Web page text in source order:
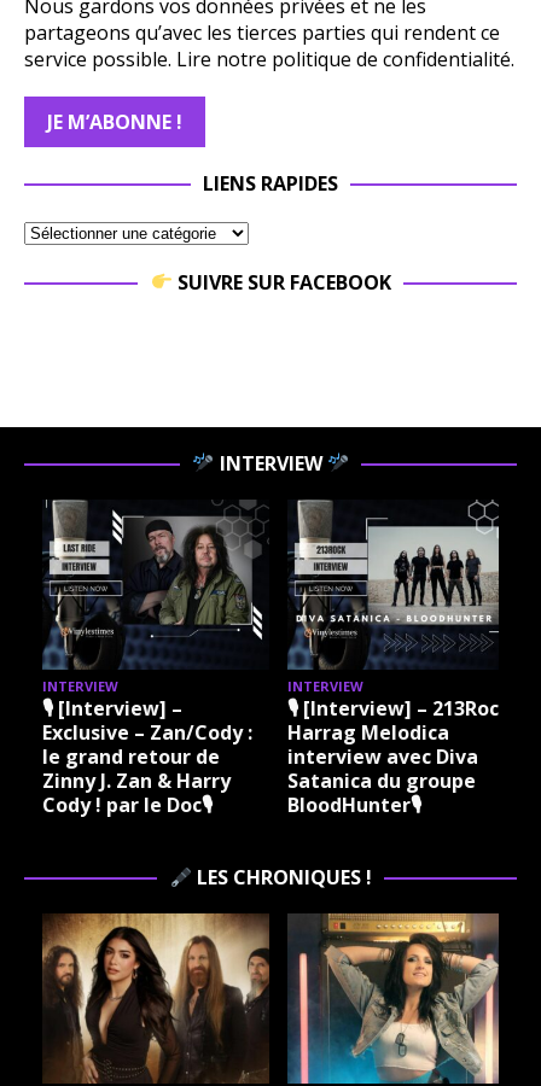
Nous gardons vos données privées et ne les
partageons qu’avec les tierces parties qui rendent ce
service possible. Lire notre politique de confidentialité.
LIENS RAPIDES
SUIVRE SUR FACEBOOK
INTERVIEW
INTERVIEW
🎙 [Interview] –
Exclusive – Zan/Cody :
le grand retour de
Zinny J. Zan & Harry
Cody ! par le Doc🎙
INTERVIEW
🎙 [Interview] – 213Rock
Harrag Melodica
interview avec Diva
Satanica du groupe
BloodHunter🎙
LES CHRONIQUES !